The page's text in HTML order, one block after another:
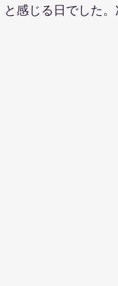
と感じる日でした